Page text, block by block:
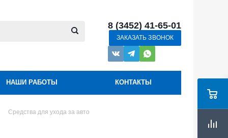
8 (3452) 41-65-01
ЗАКАЗАТЬ ЗВОНОК
НАШИ РАБОТЫ КОНТАКТЫ
Средства для ухода за авто